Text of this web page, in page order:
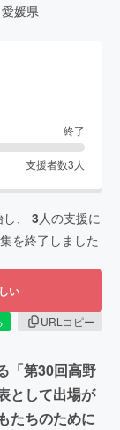
愛媛県
終了
支援者数3 人
、 3 人の支援に
を終了しました
い
URLコピー
「第30回高野
として出場が
たちのために